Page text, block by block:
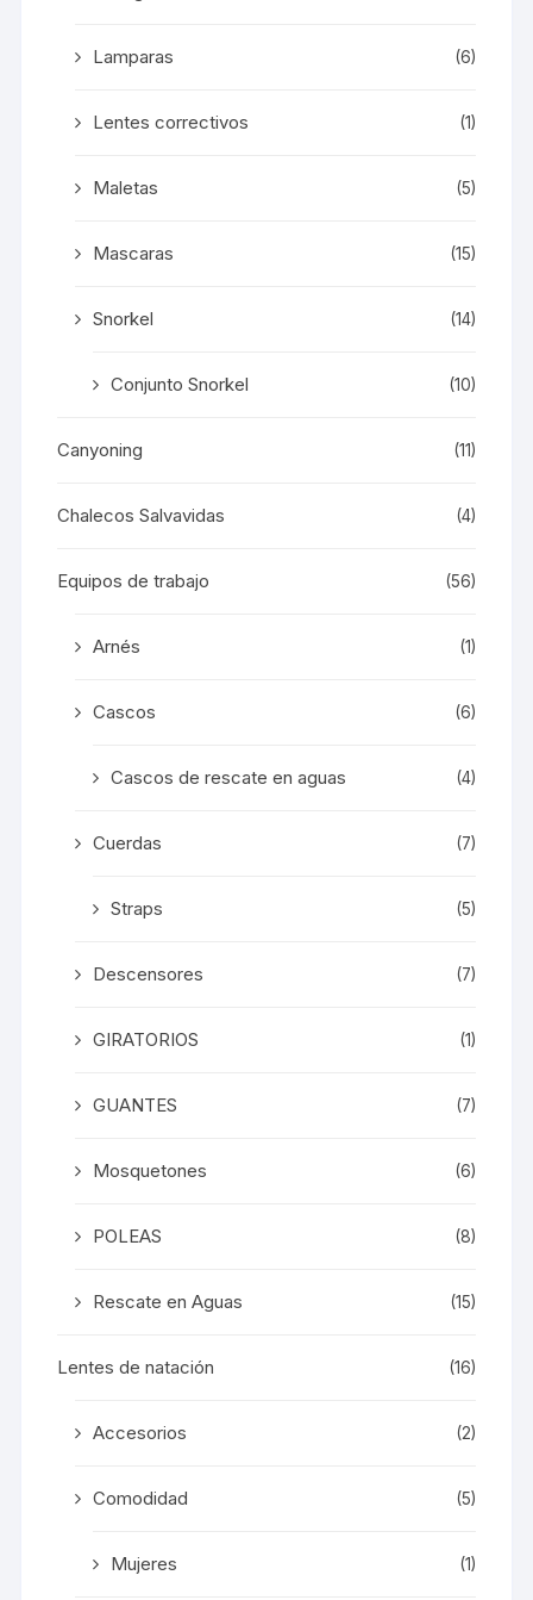
Lamparas (6)
Lentes correctivos (1)
Maletas (5)
Mascaras (15)
Snorkel (14)
Conjunto Snorkel (10)
Canyoning (11)
Chalecos Salvavidas (4)
Equipos de trabajo (56)
Arnés (1)
Cascos (6)
Cascos de rescate en aguas (4)
Cuerdas (7)
Straps (5)
Descensores (7)
GIRATORIOS (1)
GUANTES (7)
Mosquetones (6)
POLEAS (8)
Rescate en Aguas (15)
Lentes de natación (16)
Accesorios (2)
Comodidad (5)
Mujeres (1)